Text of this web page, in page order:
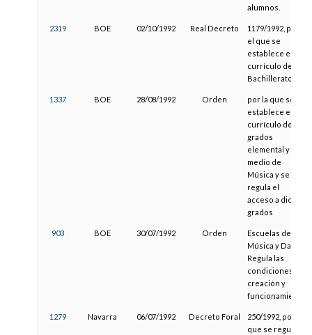
alumnos.
2319 BOE 02/10/1992 Real Decreto
1179/1992, por
el que se
establece el
currículo del
Bachillerato.
1337 BOE 28/08/1992 Orden
por la que se
establece el
currículo de los
grados
elemental y
medio de
Música y se
regula el
acceso a dichos
grados
903 BOE 30/07/1992 Orden
Escuelas de
Música y Danza.
Regula las
condiciones de
creación y
funcionamiento
1279 Navarra 06/07/1992 Decreto Foral
250/1992, por el
que se regula el